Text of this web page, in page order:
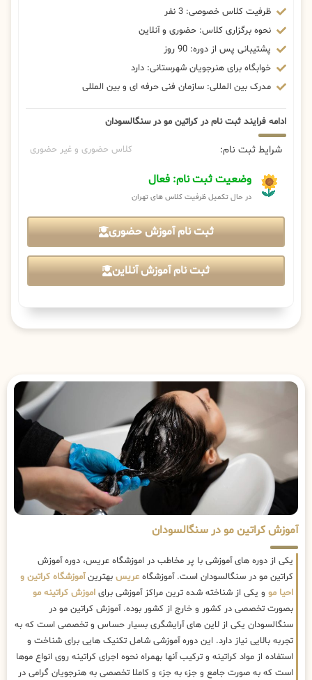
ظرفیت کلاس خصوصی: 3 نفر
نحوه برگزاری کلاس: حضوری و آنلاین
پشتیبانی پس از دوره: 90 روز
خوابگاه برای هنرجویان شهرستانی: دارد
مدرک بین المللی: سازمان فنی حرفه ای و بین المللی
ادامه فرایند ثبت نام در کراتین مو در سنگالسودان
شرایط ثبت نام: کلاس حضوری و غیر حضوری
وضعیت ثبت نام: فعال
در حال تکمیل ظرفیت کلاس های تهران
ثبت نام آموزش حضوری
ثبت نام آموزش آنلاین
آموزش کراتین مو در سنگالسودان
یکی از دوره های آموزشی با پر مخاطب در اموزشگاه عریس، دوره آموزش
کراتین مو در سنگالسودان است. آموزشگاه عریس بهترینآموزشگاه کراتین و
احیا مو و یکی از شناخته شده ترین مراکز آموزشی برای اموزش کراتینه مو
بصورت تخصصی در کشور و خارج از کشور بوده. آموزش کراتین مو در
سنگالسودان یکی از لاین های آرایشگری بسیار حساس و تخصصی است که به
تجربه بالایی نیاز دارد. این دوره آموزشی شامل تکنیک هایی برای شناخت و
استفاده از مواد کراتینه و ترکیب آنها بهمراه نحوه اجرای کراتینه روی انواع موها
است که به صورت جامع و جزء به جزء و کاملا تخصصی به هنرجویان گرامی در